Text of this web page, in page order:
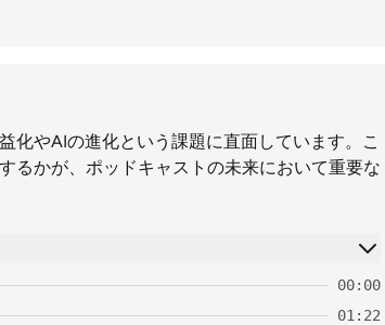
化やAIの進化という課題に直面しています。こ
るかが、ポッドキャストの未来において重要な
00:00
01:22